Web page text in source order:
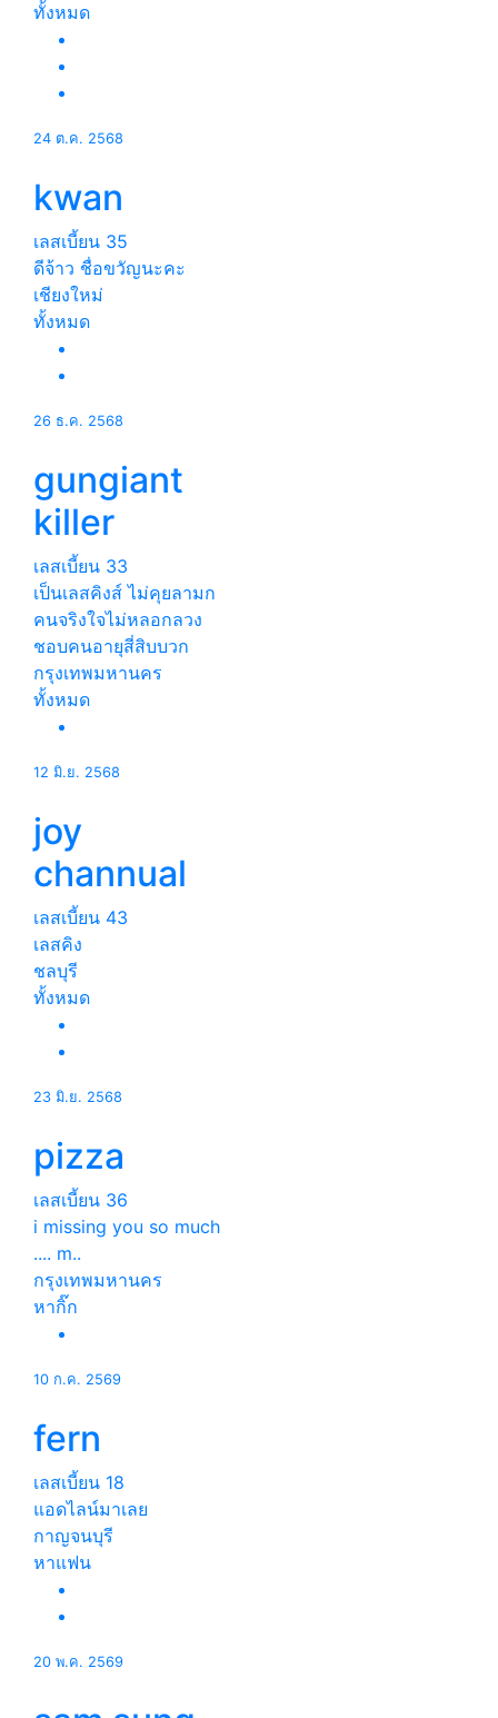
ทั้งหมด
24 ต.ค. 2568
kwan
เลสเบี้ยน 35
ดีจ้าว ชื่อขวัญนะคะ
เชียงใหม่
ทั้งหมด
26 ธ.ค. 2568
gungiant
killer
เลสเบี้ยน 33
เป็นเลสคิงส์ ไม่คุยลามก
คนจริงใจไม่หลอกลวง
ชอบคนอายุสี่สิบบวก
กรุงเทพมหานคร
ทั้งหมด
12 มิ.ย. 2568
joy
channual
เลสเบี้ยน 43
เลสคิง
ชลบุรี
ทั้งหมด
23 มิ.ย. 2568
pizza
เลสเบี้ยน 36
i missing you so much
.... m..
กรุงเทพมหานคร
หากิ๊ก
10 ก.ค. 2569
fern
เลสเบี้ยน 18
แอดไลน์มาเลย
กาญจนบุรี
หาแฟน
20 พ.ค. 2569